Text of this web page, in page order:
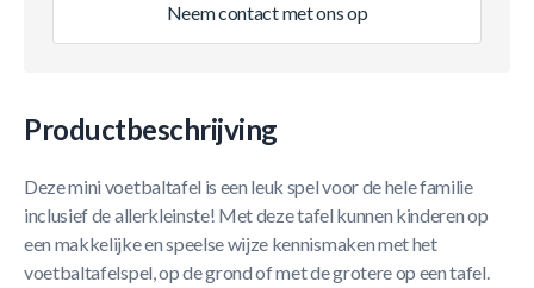
Neem contact met ons op
Productbeschrijving
Deze mini voetbaltafel is een leuk spel voor de hele familie
inclusief de allerkleinste! Met deze tafel kunnen kinderen op
een makkelijke en speelse wijze kennismaken met het
voetbaltafelspel, op de grond of met de grotere op een tafel.